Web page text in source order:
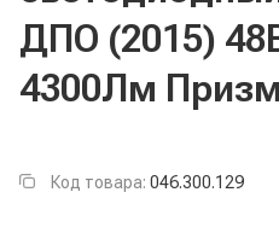
ДПО (2015)
4300Лм
Код товара: 046.300.129